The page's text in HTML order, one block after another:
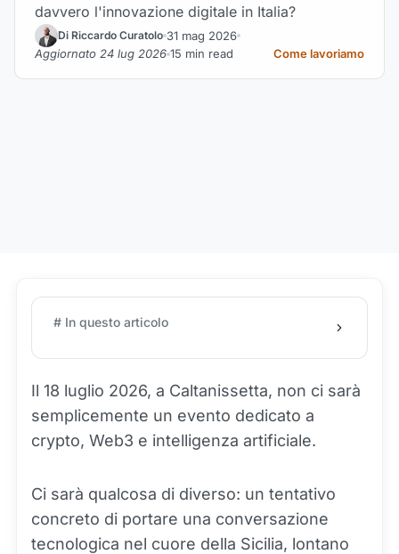
davvero l'innovazione digitale in Italia?
Di Riccardo Curatolo 31 mag 2026
Aggiornato 24 lug 2026 15 min read Come lavoriamo
# In questo articolo
Il 18 luglio 2026, a Caltanissetta, non ci sarà
semplicemente un evento dedicato a
crypto, Web3 e intelligenza artificiale.
Ci sarà qualcosa di diverso: un tentativo
concreto di portare una conversazione
tecnologica nel cuore della Sicilia, lontano